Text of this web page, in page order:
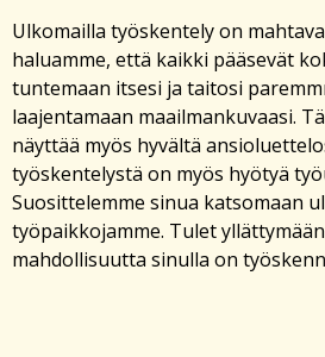
Ulkomailla työskentely on
haluamme, että kaikki pääsevät
tuntemaan itsesi ja taitosi
laajentamaan maailmankuvaasi.
näyttää myös hyvältä
työskentelystä on myös hyötyä
Suosittelemme sinua katsomaan
työpaikkojamme. Tulet
mahdollisuutta sinulla on